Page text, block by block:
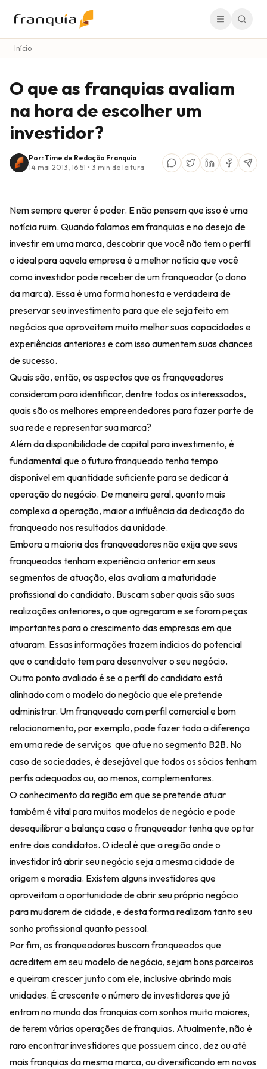
Início
O que as franquias avaliam
na hora de escolher um
investidor?
Por: Time de Redação Franquia
14 mai 2013, 16:51 • 3 min de leitura
Nem sempre querer é poder. E não pensem que isso é uma
notícia ruim. Quando falamos em franquias e no desejo de
investir em uma marca, descobrir que você não tem o perfil
o ideal para aquela empresa é a melhor notícia que você
como investidor pode receber de um franqueador (o dono
da marca). Essa é uma forma honesta e verdadeira de
preservar seu investimento para que ele seja feito em
negócios que aproveitem muito melhor suas capacidades e
experiências anteriores e com isso aumentem suas chances
de sucesso.
Quais são, então, os aspectos que os franqueadores
consideram para identificar, dentre todos os interessados,
quais são os melhores empreendedores para fazer parte de
sua rede e representar sua marca?
Além da disponibilidade de capital para investimento, é
fundamental que o futuro franqueado tenha tempo
disponível em quantidade suficiente para se dedicar à
operação do negócio. De maneira geral, quanto mais
complexa a operação, maior a influência da dedicação do
franqueado nos resultados da unidade.
Embora a maioria dos franqueadores não exija que seus
franqueados tenham experiência anterior em seus
segmentos de atuação, elas avaliam a maturidade
profissional do candidato. Buscam saber quais são suas
realizações anteriores, o que agregaram e se foram peças
importantes para o crescimento das empresas em que
atuaram. Essas informações trazem indícios do potencial
que o candidato tem para desenvolver o seu negócio.
Outro ponto avaliado é se o perfil do candidato está
alinhado com o modelo do negócio que ele pretende
administrar. Um franqueado com perfil comercial e bom
relacionamento, por exemplo, pode fazer toda a diferença
em uma rede de serviços que atue no segmento B2B. No
caso de sociedades, é desejável que todos os sócios tenham
perfis adequados ou, ao menos, complementares.
O conhecimento da região em que se pretende atuar
também é vital para muitos modelos de negócio e pode
desequilibrar a balança caso o franqueador tenha que optar
entre dois candidatos. O ideal é que a região onde o
investidor irá abrir seu negócio seja a mesma cidade de
origem e moradia. Existem alguns investidores que
aproveitam a oportunidade de abrir seu próprio negócio
para mudarem de cidade, e desta forma realizam tanto seu
sonho profissional quanto pessoal.
Por fim, os franqueadores buscam franqueados que
acreditem em seu modelo de negócio, sejam bons parceiros
e queiram crescer junto com ele, inclusive abrindo mais
unidades. É crescente o número de investidores que já
entram no mundo das franquias com sonhos muito maiores,
de terem várias operações de franquias. Atualmente, não é
raro encontrar investidores que possuem cinco, dez ou até
mais franquias da mesma marca, ou diversificando em novos